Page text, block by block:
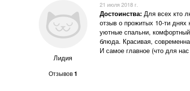
Лидия
Отзывов1
21 июля 2018 г.
Достоинства: Для всех кто
отзыв о прожитых 10-ти днях
уютные спальни,
блюда. Красивая,
И самое главное (что для